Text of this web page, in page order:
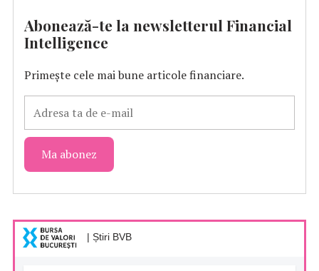
Abonează-te la newsletterul Financial
Intelligence
Primește cele mai bune articole financiare.
| Știri BVB